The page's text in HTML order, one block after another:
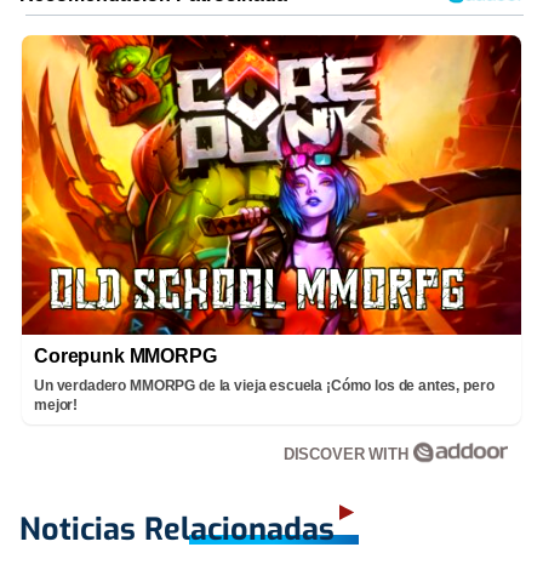
Corepunk MMORPG
Un verdadero MMORPG de la vieja escuela ¡Cómo los de antes, pero
mejor!
DISCOVER WITH
Noticias Relacionadas